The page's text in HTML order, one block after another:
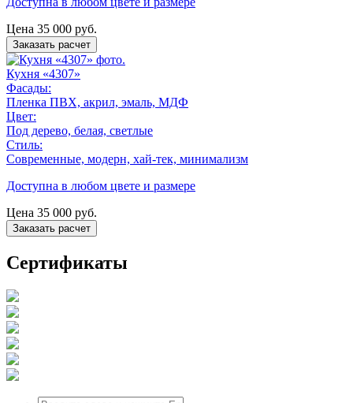
Цена 35 000 руб.
Заказать расчет
Кухня «4307»
Фасады:
Пленка ПВХ, акрил, эмаль, МДФ
Цвет:
Под дерево, белая, светлые
Стиль:
Современные, модерн, хай-тек, минимализм
Доступна в любом цвете и размере
Цена 35 000 руб.
Заказать расчет
Сертификаты